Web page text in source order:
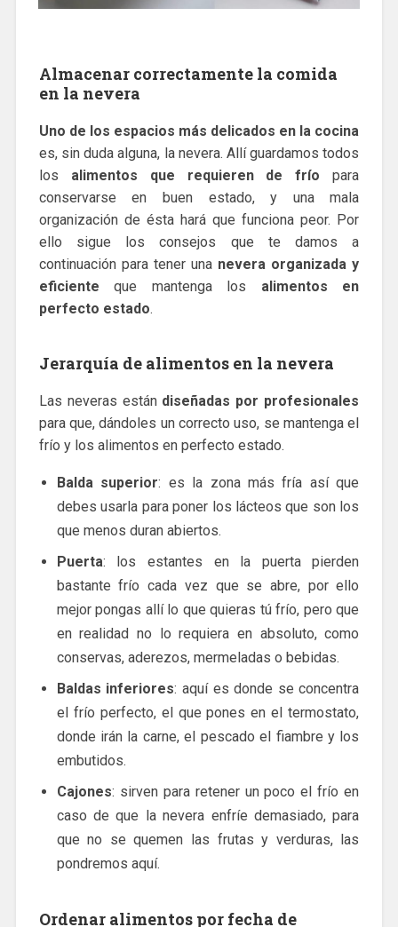
Almacenar correctamente la comida
en la nevera
Uno de los espacios más delicados en la cocina
es, sin duda alguna, la nevera. Allí guardamos todos
los alimentos que requieren de frío para
conservarse en buen estado, y una mala
organización de ésta hará que funciona peor. Por
ello sigue los consejos que te damos a
continuación para tener una nevera organizada y
eficiente que mantenga los alimentos en
perfecto estado.
Jerarquía de alimentos en la nevera
Las neveras están diseñadas por profesionales
para que, dándoles un correcto uso, se mantenga el
frío y los alimentos en perfecto estado.
Balda superior: es la zona más fría así que
debes usarla para poner los lácteos que son los
que menos duran abiertos.
Puerta: los estantes en la puerta pierden
bastante frío cada vez que se abre, por ello
mejor pongas allí lo que quieras tú frío, pero que
en realidad no lo requiera en absoluto, como
conservas, aderezos, mermeladas o bebidas.
Baldas inferiores: aquí es donde se concentra
el frío perfecto, el que pones en el termostato,
donde irán la carne, el pescado el fiambre y los
embutidos.
Cajones: sirven para retener un poco el frío en
caso de que la nevera enfríe demasiado, para
que no se quemen las frutas y verduras, las
pondremos aquí.
Ordenar alimentos por fecha de